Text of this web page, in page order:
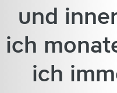
und
ich
ich